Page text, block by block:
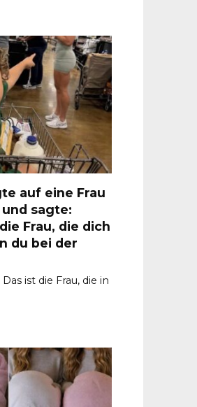
auf eine Frau
sagte:
Frau, die dich
du bei der
ist die Frau, die in